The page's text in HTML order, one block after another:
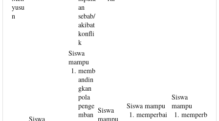
yusu
n
an
sebab/
akibat
konfli
k
Siswa
Siswa
mampu
memb
andin
gkan
pola
penge
mban Siswa
mampu
Siswa mampu
memperbai
Siswa
mampu
memperb